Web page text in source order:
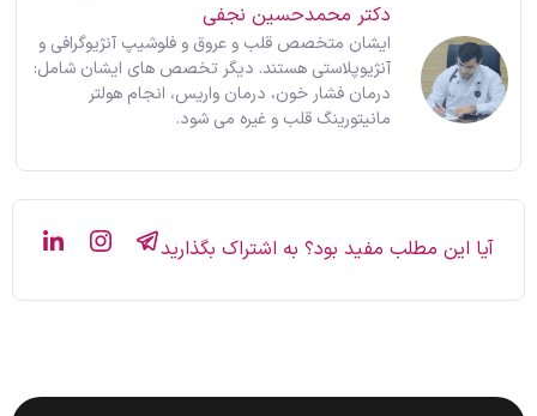
دکتر محمدحسین نجفی
ایشان متخصص قلب و عروق و فلوشیپ آنژیوگرافی و
آنژیوپلاستی هستند. دیگر تخصص های ایشان شامل:
درمان فشار خون، درمان واریس، انجام هولتر
مانیتورینگ قلب و غیره می شود.
آیا این مطلب مفید بود؟ به اشتراک بگذارید